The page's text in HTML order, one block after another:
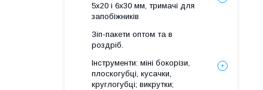
5x20 і 6х30 мм, тримачі для
запобіжників
Зіп-пакети оптом та в
роздріб.
Інструменти: міні бокорізи,
плоскогубці, кусачки,
круглогубці; викрутки;